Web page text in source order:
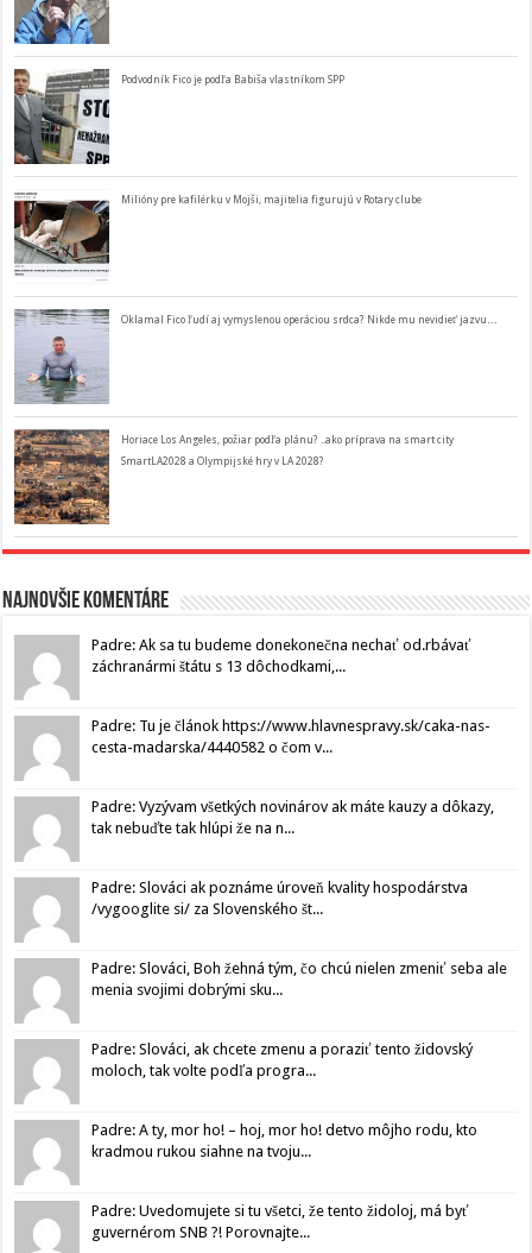
Podvodník Fico je podľa Babiša vlastníkom SPP
Milióny pre kafilérku v Mojši, majitelia figurujú v Rotary clube
Oklamal Fico ľudí aj vymyslenou operáciou srdca? Nikde mu nevidieť jazvu…
Horiace Los Angeles, požiar podľa plánu? ..ako príprava na smart city
SmartLA2028 a Olympijské hry v LA 2028?
Najnovšie komentáre
Padre: Ak sa tu budeme donekonečna nechať od.rbávať
záchranármi štátu s 13 dôchodkami,...
Padre: Tu je článok https://www.hlavnespravy.sk/caka-nas-
cesta-madarska/4440582 o čom v...
Padre: Vyzývam všetkých novinárov ak máte kauzy a dôkazy,
tak nebuďte tak hlúpi že na n...
Padre: Slováci ak poznáme úroveň kvality hospodárstva
/vygooglite si/ za Slovenského št...
Padre: Slováci, Boh žehná tým, čo chcú nielen zmeniť seba ale
menia svojimi dobrými sku...
Padre: Slováci, ak chcete zmenu a poraziť tento židovský
moloch, tak volte podľa progra...
Padre: A ty, mor ho! – hoj, mor ho! detvo môjho rodu, kto
kradmou rukou siahne na tvoju...
Padre: Uvedomujete si tu všetci, že tento židoloj, má byť
guvernérom SNB ?! Porovnajte...